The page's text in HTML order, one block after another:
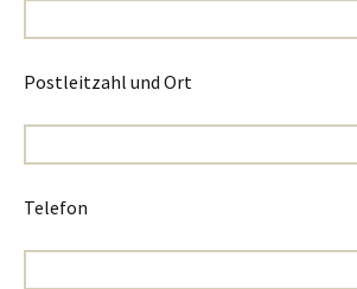
Postleitzahl und Ort
Telefon